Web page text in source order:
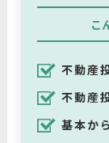
こ
不動産
不動産
基本か